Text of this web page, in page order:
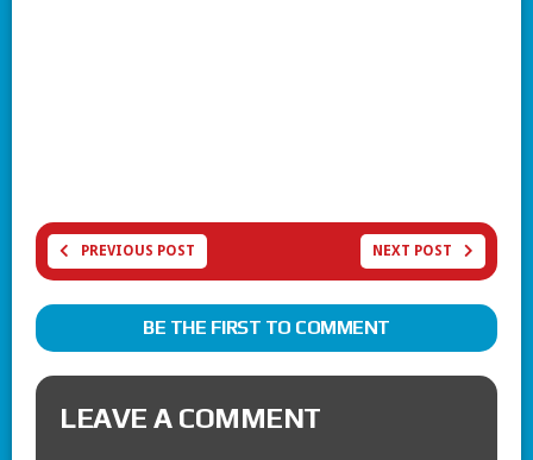
PREVIOUS POST NEXT POST
BE THE FIRST TO COMMENT
LEAVE A COMMENT